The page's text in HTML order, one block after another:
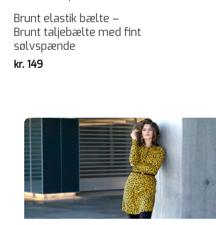
Brunt elastik bælte –
Brunt taljebælte med fint
sølvspænde
kr. 149